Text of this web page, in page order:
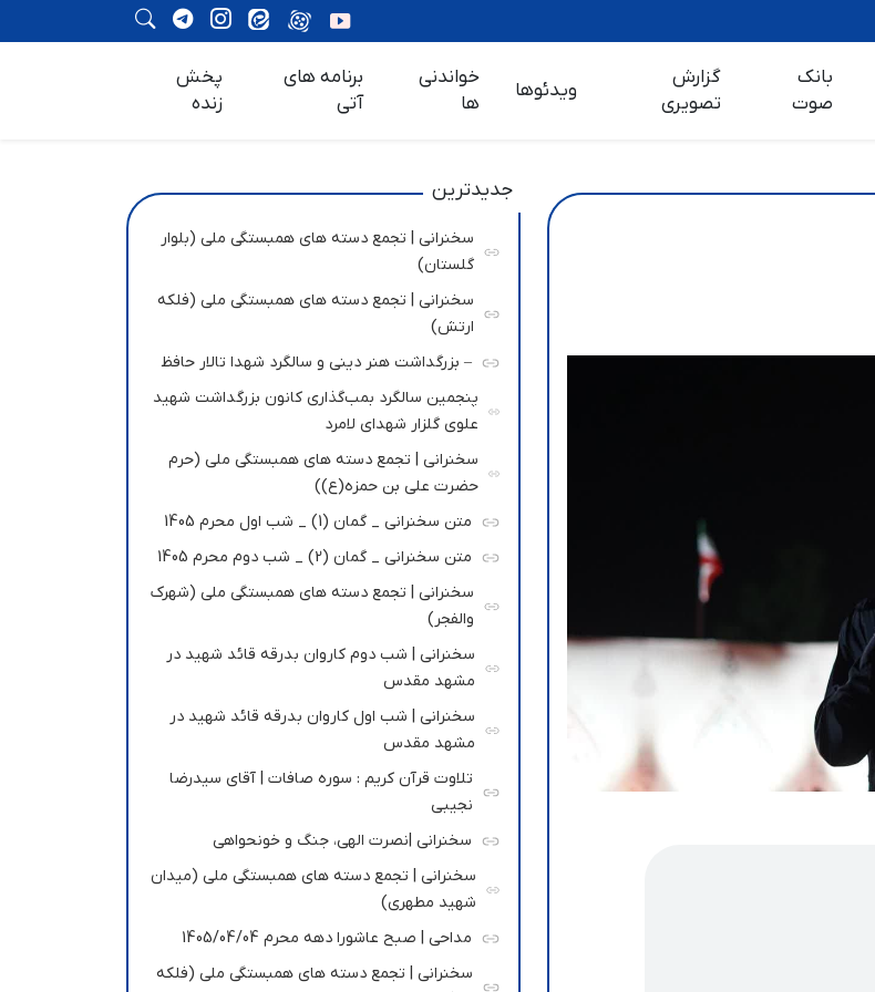
بانک
صوت
گزارش
تصویری
ویدئوها
خواندنی
ها
برنامه های
آتی
پخش
زنده
جدیدترین
سخنرانی | تجمع دسته های همبستگی ملی (بلوار
گلستان)
سخنرانی | تجمع دسته های همبستگی ملی (فلکه
ارتش)
– بزرگداشت هنر دینی و سالگرد شهدا تالار حافظ
پنجمین سالگرد بمب‌گذاری کانون بزرگداشت شهید
علوی گلزار شهدای لامرد
سخنرانی | تجمع دسته های همبستگی ملی (حرم
حضرت علی بن حمزه(ع))
متن سخنرانی _ گمان (1) _ شب اول محرم 1405
متن سخنرانی _ گمان (2) _ شب دوم محرم 1405
سخنرانی | تجمع دسته های همبستگی ملی (شهرک
والفجر)
سخنرانی | شب دوم کاروان بدرقه قائد شهید در
مشهد مقدس
سخنرانی | شب اول کاروان بدرقه قائد شهید در
مشهد مقدس
تلاوت قرآن کریم : سوره صافات | آقای سیدرضا
نجیبی
سخنرانی |نصرت الهی، جنگ و خونحواهی
سخنرانی | تجمع دسته های همبستگی ملی (میدان
شهید مطهری)
مداحی | صبح عاشورا دهه محرم 1405/04/04
سخنرانی | تجمع دسته های همبستگی ملی (فلکه